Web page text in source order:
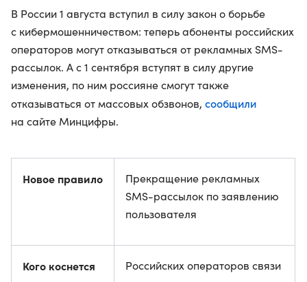
В России 1 августа вступил в силу закон о борьбе
с кибермошенничеством: теперь абоненты российских
операторов могут отказываться от рекламных SMS-
рассылок. А с 1 сентября вступят в силу другие
изменения, по ним россияне смогут также
отказываться от массовых обзвонов, сообщили
на сайте Минцифры.
Новое правило
Прекращение рекламных
SMS-рассылок по заявлению
пользователя
Кого коснется Российских операторов связи